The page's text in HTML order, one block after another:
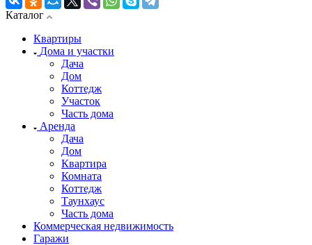
Каталог
Квартиры
Дома и участки
Дача
Дом
Коттедж
Участок
Часть дома
Аренда
Дача
Дом
Квартира
Комната
Коттедж
Таунхаус
Часть дома
Коммерческая недвижимость
Гаражи